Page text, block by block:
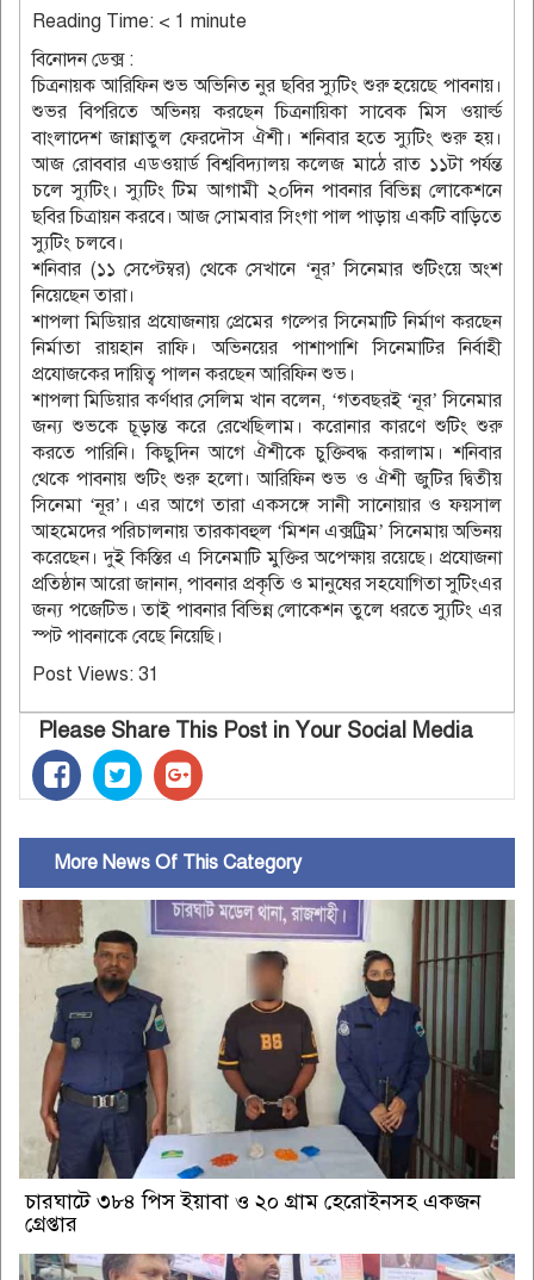
Reading Time: < 1 minute
বিনোদন ডেক্স :
চিত্রনায়ক আরিফিন শুভ অভিনিত নুর ছবির স্যুটিং শুরু হয়েছে পাবনায়।
শুভর বিপরিতে অভিনয় করছেন চিত্রনায়িকা সাবেক মিস ওয়ার্ল্ড
বাংলাদেশ জান্নাতুল ফেরদৌস ঐশী। শনিবার হতে স্যুটিং শুরু হয়।
আজ রোববার এডওয়ার্ড বিশ্ববিদ্যালয় কলেজ মাঠে রাত ১১টা পর্যন্ত
চলে স্যুটিং। স্যুটিং টিম আগামী ২০দিন পাবনার বিভিন্ন লোকেশনে
ছবির চিত্রায়ন করবে। আজ সোমবার সিংগা পাল পাড়ায় একটি বাড়িতে
স্যুটিং চলবে।
শনিবার (১১ সেপ্টেম্বর) থেকে সেখানে ‘নূর’ সিনেমার শুটিংয়ে অংশ
নিয়েছেন তারা।
শাপলা মিডিয়ার প্রযোজনায় প্রেমের গল্পের সিনেমাটি নির্মাণ করছেন
নির্মাতা রায়হান রাফি। অভিনয়ের পাশাপাশি সিনেমাটির নির্বাহী
প্রযোজকের দায়িত্ব পালন করছেন আরিফিন শুভ।
শাপলা মিডিয়ার কর্ণধার সেলিম খান বলেন, ‘গতবছরই ‘নূর’ সিনেমার
জন্য শুভকে চূড়ান্ত করে রেখেছিলাম। করোনার কারণে শুটিং শুরু
করতে পারিনি। কিছুদিন আগে ঐশীকে চুক্তিবদ্ধ করালাম। শনিবার
থেকে পাবনায় শুটিং শুরু হলো। আরিফিন শুভ ও ঐশী জুটির দ্বিতীয়
সিনেমা ‘নূর’। এর আগে তারা একসঙ্গে সানী সানোয়ার ও ফয়সাল
আহমেদের পরিচালনায় তারকাবহুল ‘মিশন এক্সট্রিম’ সিনেমায় অভিনয়
করেছেন। দুই কিস্তির এ সিনেমাটি মুক্তির অপেক্ষায় রয়েছে। প্রযোজনা
প্রতিষ্ঠান আরো জানান, পাবনার প্রকৃতি ও মানুষের সহযোগিতা সুটিংএর
জন্য পজেটিভ। তাই পাবনার বিভিন্ন লোকেশন তুলে ধরতে স্যুটিং এর
স্পট পাবনাকে বেছে নিয়েছি।
Post Views: 31
Please Share This Post in Your Social Media
More News Of This Category
চারঘাটে ৩৮৪ পিস ইয়াবা ও ২০ গ্রাম হেরোইনসহ একজন
গ্রেপ্তার